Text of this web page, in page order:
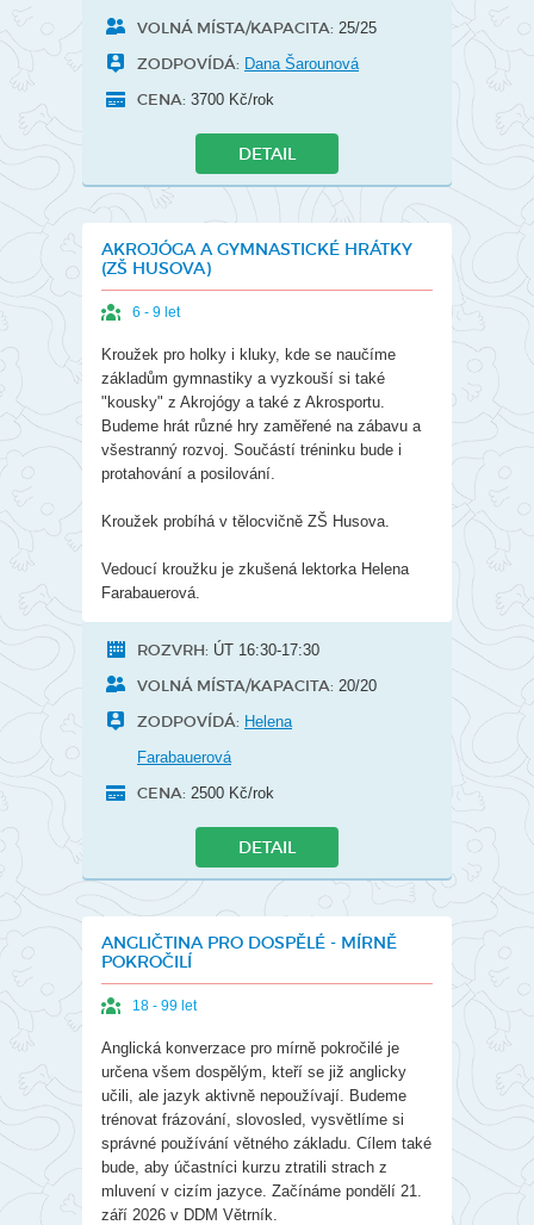
VOLNÁ MÍSTA/KAPACITA: 25/25
ZODPOVÍDÁ: Dana Šarounová
CENA: 3700 Kč/rok
DETAIL
AKROJÓGA A GYMNASTICKÉ HRÁTKY
(ZŠ HUSOVA)
6 - 9 let
Kroužek pro holky i kluky, kde se naučíme
základům gymnastiky a vyzkouší si také
"kousky" z Akrojógy a také z Akrosportu.
Budeme hrát různé hry zaměřené na zábavu a
všestranný rozvoj. Součástí tréninku bude i
protahování a posilování.
Kroužek probíhá v tělocvičně ZŠ Husova.
Vedoucí kroužku je zkušená lektorka Helena
Farabauerová.
ROZVRH: ÚT 16:30-17:30
VOLNÁ MÍSTA/KAPACITA: 20/20
ZODPOVÍDÁ: Helena
Farabauerová
CENA: 2500 Kč/rok
DETAIL
ANGLIČTINA PRO DOSPĚLÉ - MÍRNĚ
POKROČILÍ
18 - 99 let
Anglická konverzace pro mírně pokročilé je
určena všem dospělým, kteří se již anglicky
učili, ale jazyk aktivně nepoužívají. Budeme
trénovat frázování, slovosled, vysvětlíme si
správné používání větného základu. Cílem také
bude, aby účastníci kurzu ztratili strach z
mluvení v cizím jazyce. Začínáme pondělí 21.
září 2026 v DDM Větrník.